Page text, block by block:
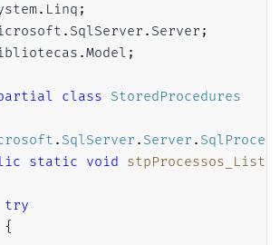
. Linq ;
. SqlServer . Server ;
.Model ;
class StoredProcedures
. SqlServer . Server .
static void
try
{